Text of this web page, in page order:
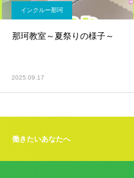
インクルー那珂
那珂教室～夏祭りの様子～
2025.09.17
働きたいあなたへ